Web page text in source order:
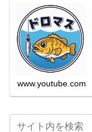
www.youtube.com